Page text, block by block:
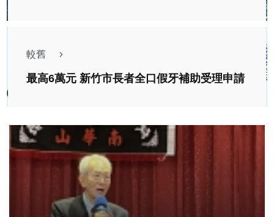
較舊
最高6萬元 新竹市長者全口假牙補助受理申請